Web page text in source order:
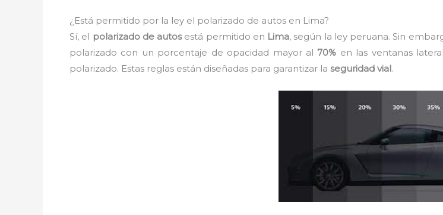
¿Está permitido por la ley el polarizado de autos en Lima?
Sí, el polarizado de autosestá permitido en Lima, según la ley peruana. Sin
polarizado con un porcentaje de opacidad mayor al 70% en las ventanas
polarizado. Estas reglas están diseñadas para garantizar la seguridad vial.